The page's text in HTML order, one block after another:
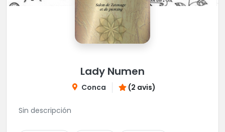
Lady Numen
Conca (2 avis)
Sin descripción